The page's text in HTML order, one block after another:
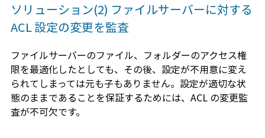
ソリューション(2) ファイルサーバーに対する
ACL 設定の変更を監査
ファイルサーバーのファイル、フォルダーのアクセス権
限を最適化したとしても、その後、設定が不用意に変え
られてしまっては元も子もありません。設定が適切な状
態のままであることを保証するためには、ACL の変更監
査が不可欠です。